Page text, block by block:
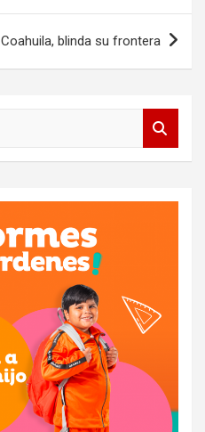
Coahuila, blinda su frontera